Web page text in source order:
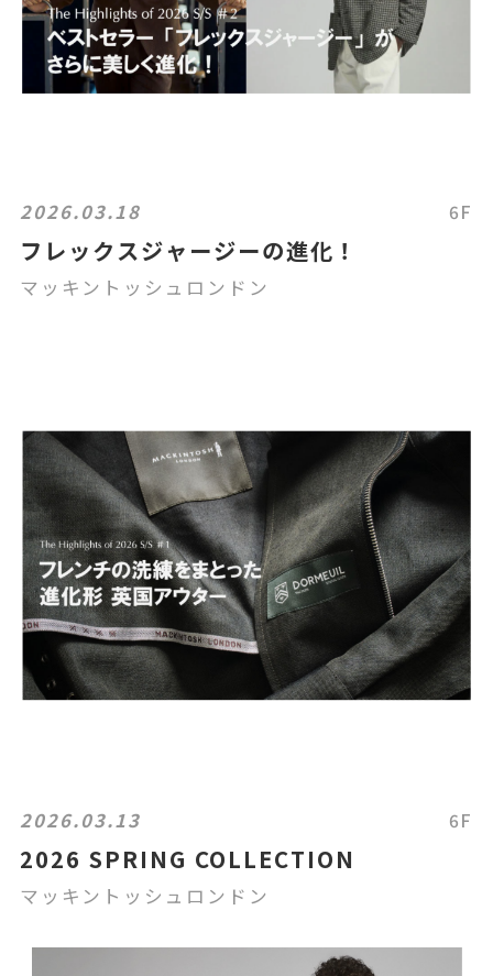
2026.03.18 6F
フレックスジャージーの進化！
マッキントッシュロンドン
2026.03.13 6F
2026 SPRING COLLECTION
マッキントッシュロンドン